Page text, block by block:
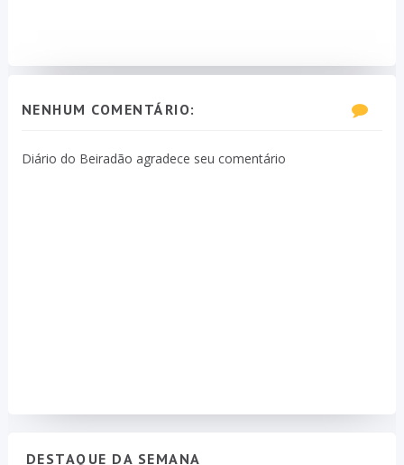
NENHUM COMENTÁRIO:
Diário do Beiradão agradece seu comentário
DESTAQUE DA SEMANA